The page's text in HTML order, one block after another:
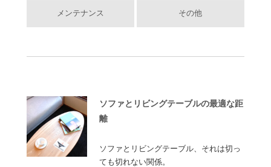
メンテナンス その他
ソファとリビングテーブルの最適な距
離
ソファとリビングテーブル、それは切っ
ても切れない関係。